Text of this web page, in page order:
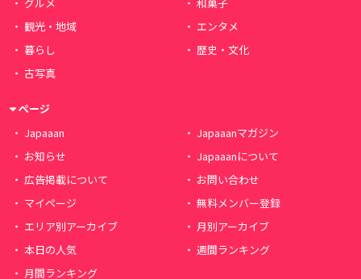
観光・地域
エンタメ
暮らし
歴史・文化
古写真
ページ
Japaaan
Japaaanマガジン
お知らせ
Japaaanについて
広告掲載について
お問い合わせ
マイページ
無料メンバー登録
エリア別アーカイブ
月別アーカイブ
本日の人気
週間ランキング
月間ランキング